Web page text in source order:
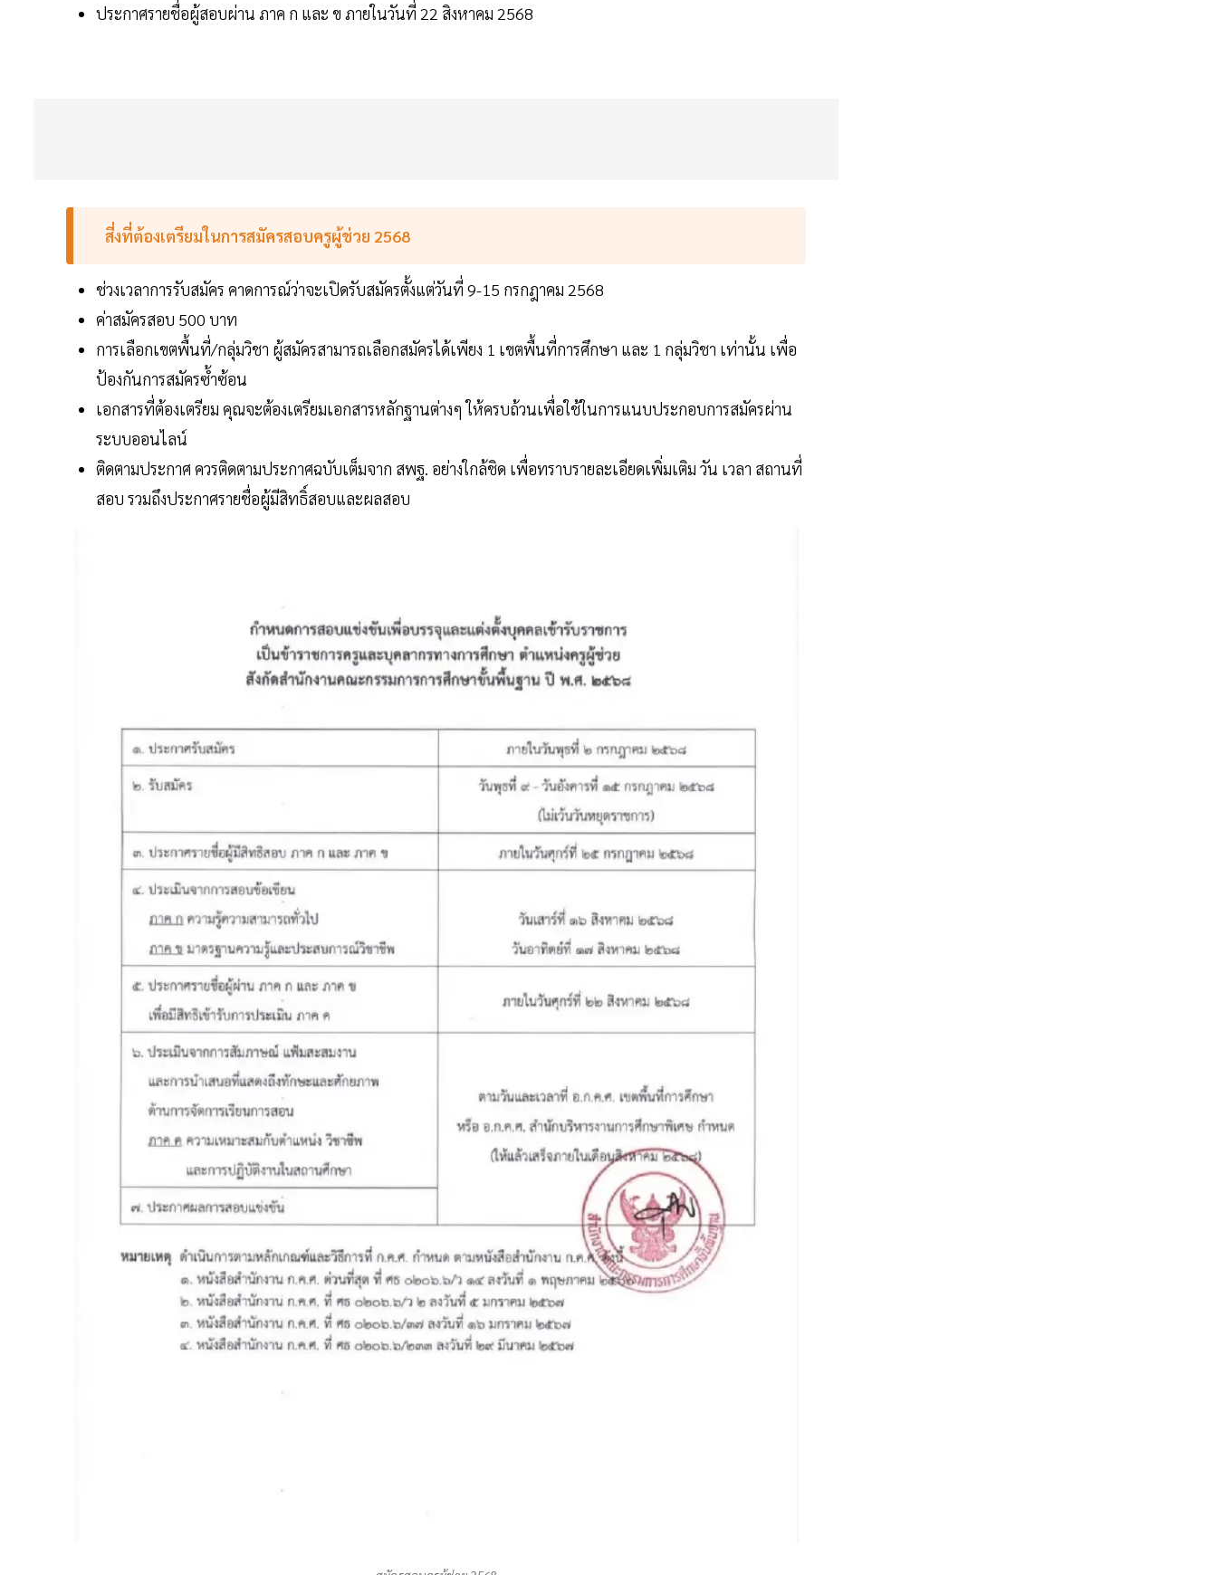
ประกาศรายชื่อผู้สอบผ่าน ภาค ก และ ข ภายในวันที่ 22 สิงหาคม 2568
สี่งที่ต้องเตรียมในการสมัครสอบครูผู้ช่วย 2568
ช่วงเวลาการรับสมัคร คาดการณ์ว่าจะเปิดรับสมัครตั้งแต่วันที่ 9-15 กรกฎาคม 2568
ค่าสมัครสอบ 500 บาท
การเลือกเขตพื้นที่/กลุ่มวิชา ผู้สมัครสามารถเลือกสมัครได้เพียง 1 เขตพื้นที่การศึกษา และ 1 กลุ่มวิชา เท่านั้น เพื่อ
ป้องกันการสมัครซ้ำซ้อน
เอกสารที่ต้องเตรียม คุณจะต้องเตรียมเอกสารหลักฐานต่างๆ ให้ครบถ้วนเพื่อใช้ในการแนบประกอบการสมัครผ่าน
ระบบออนไลน์
ติดตามประกาศ ควรติดตามประกาศฉบับเต็มจาก สพฐ. อย่างใกล้ชิด เพื่อทราบรายละเอียดเพิ่มเติม วัน เวลา สถานที่
สอบ รวมถึงประกาศรายชื่อผู้มีสิทธิ์สอบและผลสอบ